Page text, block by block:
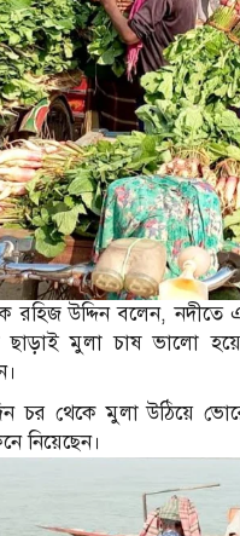
রহিজ উদ্দিন বলেন,
মুলা চাষ ভালো
চর থেকে মুলা উঠিয়ে
নিয়েছেন।